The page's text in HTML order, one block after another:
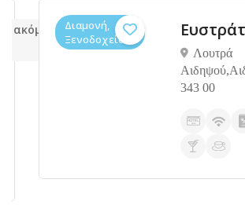
Διαμονή,
Ξενοδοχεία
Λουτρά
343 00